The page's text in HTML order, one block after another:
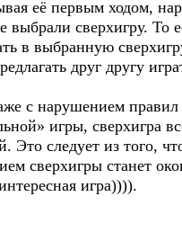
её первым ходом,
сверхигру. То
в выбранную
друг другу
с нарушением
игры, сверхигра
Это следует из того,
сверхигры станет
игра)))).